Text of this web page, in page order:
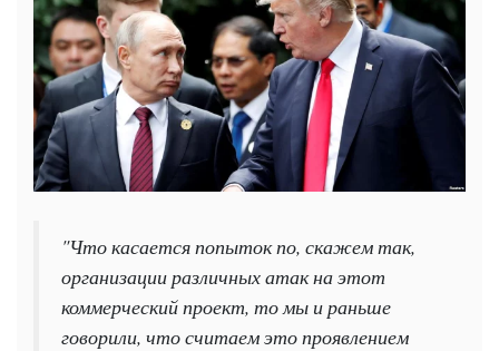
"Что касается попыток по, скажем так,
организации различных атак на этот
коммерческий проект, то мы и раньше
говорили, что считаем это проявлением